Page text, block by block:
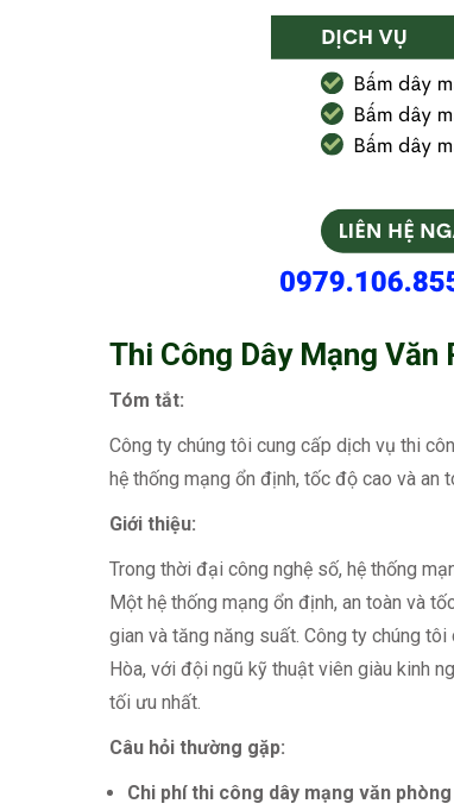
Thi Công Dây Mạng Văn
Tóm tắt:
Công ty chúng tôi cung cấp dịch vụ thi
hệ thống mạng ổn định, tốc độ cao và an
Giới thiệu:
Trong thời đại công nghệ số, hệ thống
Một hệ thống mạng ổn định, an toàn và
gian và tăng năng suất. Công ty chúng
Hòa, với đội ngũ kỹ thuật viên giàu kinh
tối ưu nhất.
Câu hỏi thường gặp:
Chi phí thi công dây mạng văn